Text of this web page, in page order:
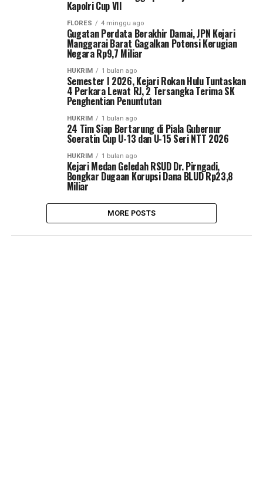
Kapolri Cup VII
FLORES 4 minggu ago
Gugatan Perdata Berakhir Damai, JPN Kejari
Manggarai Barat Gagalkan Potensi Kerugian
Negara Rp9,7 Miliar
HUKRIM 1 bulan ago
Semester I 2026, Kejari Rokan Hulu Tuntaskan
4 Perkara Lewat RJ, 2 Tersangka Terima SK
Penghentian Penuntutan
HUKRIM 1 bulan ago
24 Tim Siap Bertarung di Piala Gubernur
Soeratin Cup U-13 dan U-15 Seri NTT 2026
HUKRIM 1 bulan ago
Kejari Medan Geledah RSUD Dr. Pirngadi,
Bongkar Dugaan Korupsi Dana BLUD Rp23,8
Miliar
MORE POSTS